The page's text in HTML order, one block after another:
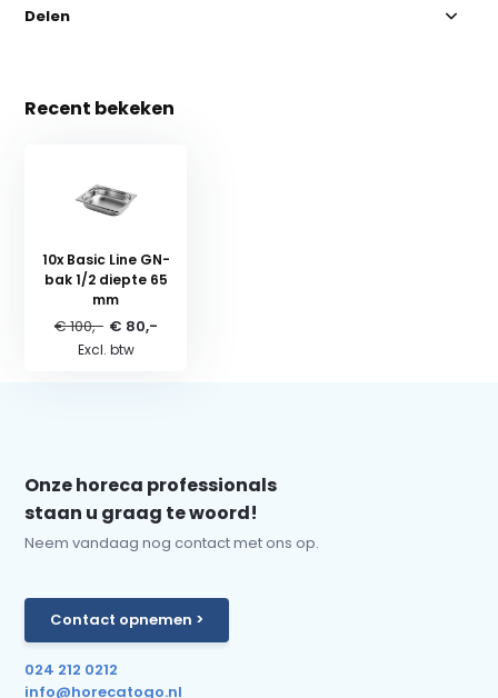
Delen
Recent bekeken
10x Basic Line GN-
bak 1/2 diepte 65
mm
€ 100,- € 80,-
Excl. btw
Onze horeca professionals
staan u graag te woord!
Neem vandaag nog contact met ons op.
Contact opnemen >
024 212 0212
info@horecatogo.nl